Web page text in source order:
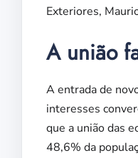
Exteriores,
A união
A entrada de
interesses
que a união das
48,6% da